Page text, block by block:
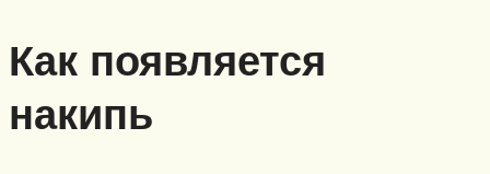
Как появляется
накипь